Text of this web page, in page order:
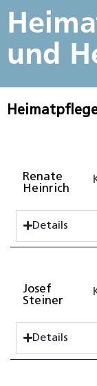
und
Renate
Heinrich
Details
Josef
Steiner
Details